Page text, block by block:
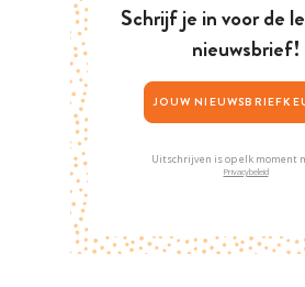
Schrijf je in voor de
nieuwsbrief!
Uitschrijven is op elk moment
Privacybeleid